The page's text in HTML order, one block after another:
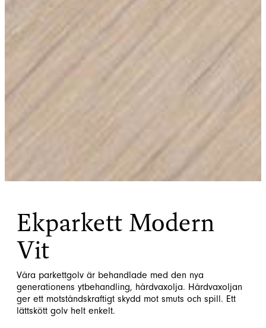
Ekparkett Modern
Vit
Våra parkettgolv är behandlade med den nya
generationens ytbehandling, hårdvaxolja. Hårdvaxoljan
ger ett motståndskraftigt skydd mot smuts och spill. Ett
lättskött golv helt enkelt.